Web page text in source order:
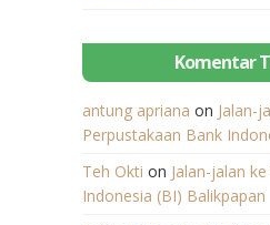
Komentar
antung apriana on Jalan-
Perpustakaan Bank
Teh Okti on Jalan-jalan
Indonesia (BI) Balikpapan